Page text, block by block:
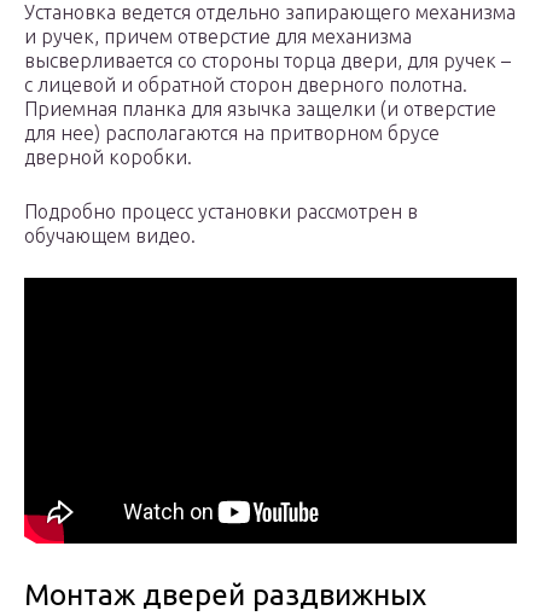
Установка ведется отдельно запирающего механизма
и ручек, причем отверстие для механизма
высверливается со стороны торца двери, для ручек –
с лицевой и обратной сторон дверного полотна.
Приемная планка для язычка защелки (и отверстие
для нее) располагаются на притворном брусе
дверной коробки.
Подробно процесс установки рассмотрен в
обучающем видео.
Монтаж дверей раздвижных